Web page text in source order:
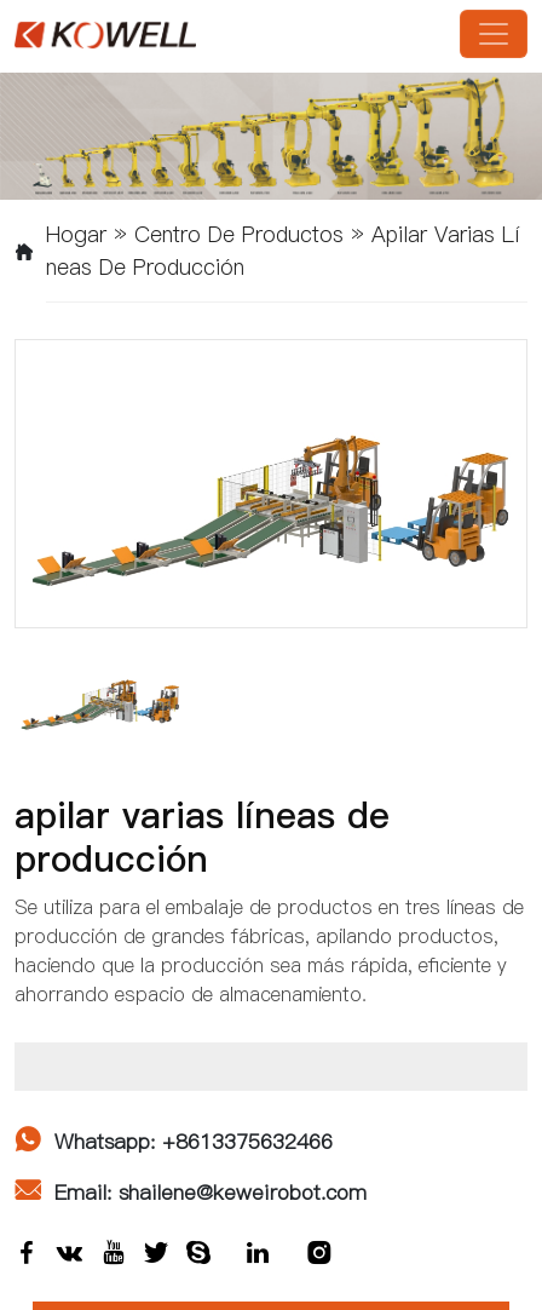
Hogar» Centro De Productos » Apilar Varias Lí
Neas De Producción
apilar varias líneas de
producción
Se utiliza para el embalaje de productos en tres líneas de
producción de grandes fábricas, apilando productos,
haciendo que la producción sea más rápida, eficiente y
ahorrando espacio de almacenamiento.
 Whatsapp: +8613375632466
 Email: shailene@keweirobot.com
      